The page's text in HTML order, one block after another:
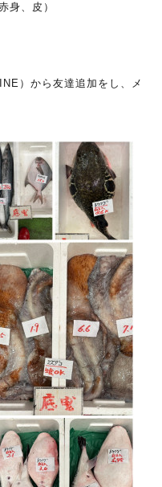
身、皮）
）から友達追加をし、メ